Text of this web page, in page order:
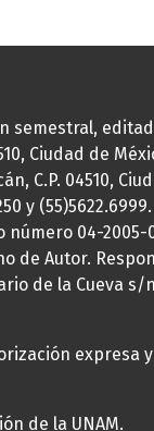
semestral,
Ciudad de
C.P. 04510,
y
04-2005-
de Autor.
de la Cueva s/
expresa
de la UNAM.